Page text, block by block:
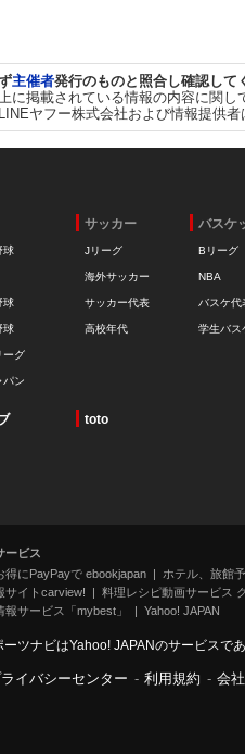
主催者発行のものと照合し確認して
に掲載されている情報の内容に関
ヤフー株式会社および情報提供者
球
球
球
ーグ
パン
サッカー
Jリーグ
海外サッカー
サッカー代表
高校年代
バスケ
Bリーグ
NBA
バスケ代
学生バス
toto
ービス
得にPayPayで ebookjapan
ホテル、旅館
サイトcarview!
料理レシピ動画サービス
報サービス「mybest」
Yahoo! JAPAN
ーツナビはYahoo! JAPANのサービスで
イバシーセンター - 利用規約 - 会